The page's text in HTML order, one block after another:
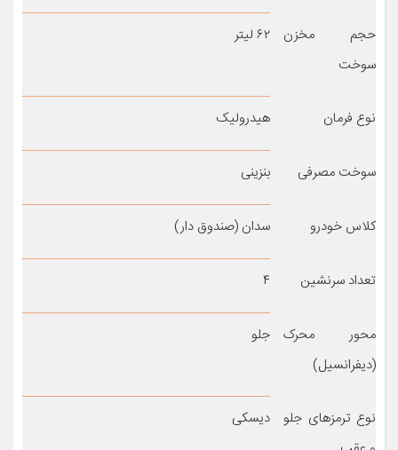
حجم مخزن
سوخت
۶۲ لیتر
نوع فرمان هیدرولیک
سوخت مصرفی بنزینی
کلاس خودرو سدان (صندوق دار)
تعداد سرنشین ۴
محور محرک
(دیفرانسیل)
جلو
نوع ترمزهای جلو دیسکی